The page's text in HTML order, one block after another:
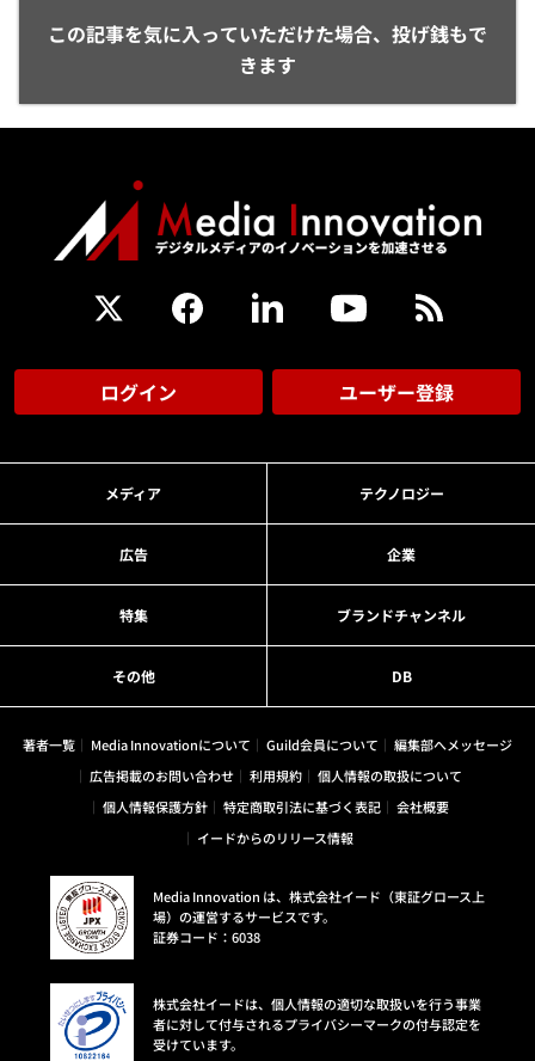
この記事を気に入っていただけた場合、投げ銭もで
きます
ログイン ユーザー登録
メディア テクノロジー
広告 企業
特集 ブランドチャンネル
その他 DB
著者一覧 Media Innovationについて Guild会員について
編集部へメッセージ
広告掲載のお問い合わせ
利用規約
個人情報の取扱について
個人情報保護方針
特定商取引法に基づく表記
会社概要
イードからのリリース情報
Media Innovation は、株式会社イード（東証グロース上
場）の運営するサービスです。
証券コード：6038
株式会社イードは、個人情報の適切な取扱いを行う事業
者に対して付与されるプライバシーマークの付与認定を
受けています。